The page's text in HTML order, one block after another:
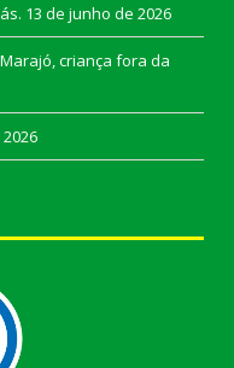
13 de junho de 2026
Marajó, criança fora da